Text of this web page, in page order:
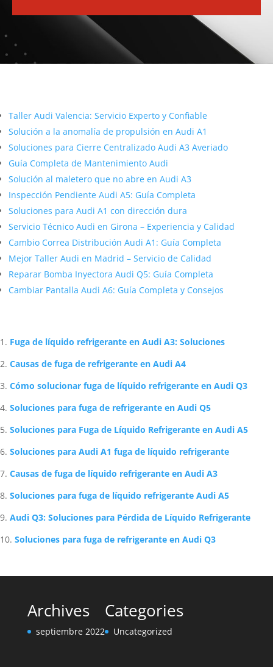
Taller Audi Valencia: Servicio Experto y Confiable
Solución a la anomalía de propulsión en Audi A1
Soluciones para Cierre Centralizado Audi A3 Averiado
Guía Completa de Mantenimiento Audi
Solución al maletero que no abre en Audi A3
Inspección Pendiente Audi A5: Guía Completa
Soluciones para Audi A1 con dirección dura
Servicio Técnico Audi en Girona – Experiencia y Calidad
Cambio Correa Distribución Audi A1: Guía Completa
Mejor Taller Audi en Madrid – Servicio de Calidad
Reparar Bomba Inyectora Audi Q5: Guía Completa
Cambiar Pantalla Audi A6: Guía Completa y Consejos
Fuga de líquido refrigerante en Audi A3: Soluciones
Causas de fuga de refrigerante en Audi A4
Cómo solucionar fuga de líquido refrigerante en Audi Q3
Soluciones para fuga de refrigerante en Audi Q5
Soluciones para Fuga de Líquido Refrigerante en Audi A5
Soluciones para Audi A1 fuga de líquido refrigerante
Causas de fuga de líquido refrigerante en Audi A3
Soluciones para fuga de líquido refrigerante Audi A5
Audi Q3: Soluciones para Pérdida de Líquido Refrigerante
Soluciones para fuga de refrigerante en Audi Q3
Archives
septiembre 2022
Categories
Uncategorized